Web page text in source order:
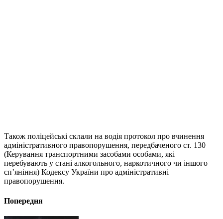
Також поліцейські склали на водія протокол про вчинення
адміністративного правопорушення, передбаченого ст. 130
(Керування транспортними засобами особами, які
перебувають у стані алкогольного, наркотичного чи іншого
сп’яніння) Кодексу України про адміністративні
правопорушення.
Попередня